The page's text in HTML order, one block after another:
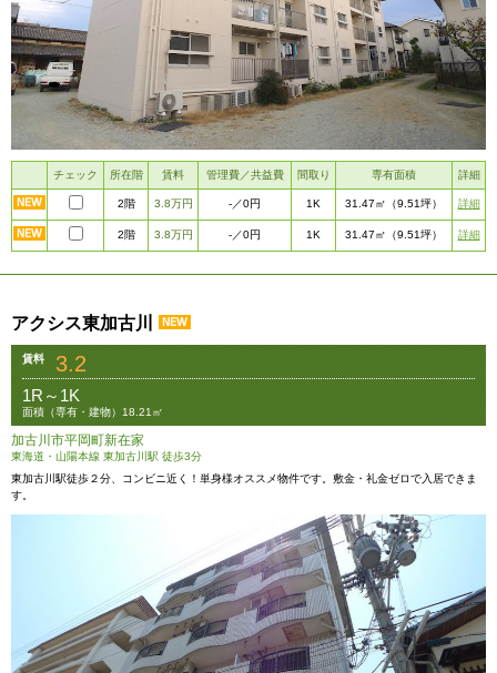
チェック 所在階 賃料 管理費／共益費 間取り 専有面積 詳細
2階 3.8万円 -／0円 1K 31.47㎡ （9.51坪） 詳細
2階 3.8万円 -／0円 1K 31.47㎡ （9.51坪） 詳細
アクシス東加古川
賃料 3.2
1R～1K
面積（専有・建物）18.21㎡
加古川市平岡町新在家
東海道・山陽本線 東加古川駅 徒歩3分
東加古川駅徒歩２分、コンビニ近く！単身様オススメ物件です。敷金・礼金ゼロで入居できま
す。